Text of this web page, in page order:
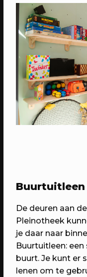
Met o.a.
theek,
maken,
bijzondere
thuisgevoel
14/05/2023
WEKEA:
+ Boom &
Met o.a.
en de
Buurtuitleen
De deuren aan
Pleinotheek
je daar naar
Buurtuitleen:
buurt. Je kunt er
lenen om te